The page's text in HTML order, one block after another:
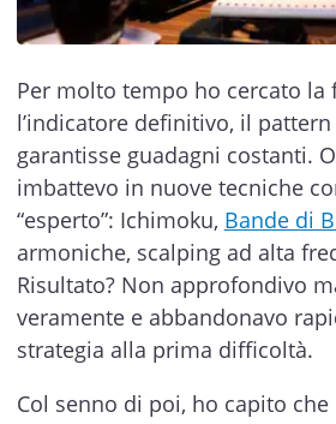
Per molto tempo ho cercato la
l’indicatore definitivo, il pattern
garantisse guadagni costanti.
imbattevo in nuove tecniche
“esperto”: Ichimoku, Bande di
armoniche, scalping ad alta
Risultato? Non approfondivo
veramente e abbandonavo
strategia alla prima difficoltà.
Col senno di poi, ho capito